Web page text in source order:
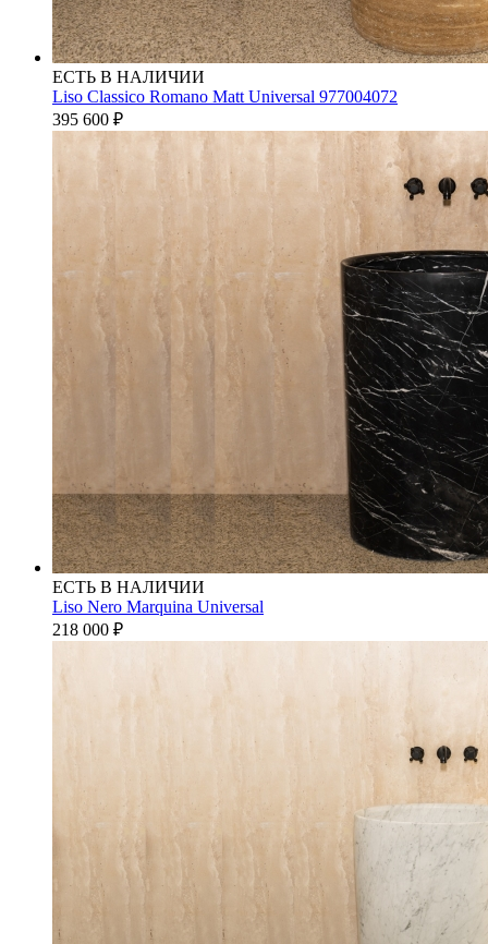
ЕСТЬ В НАЛИЧИИ
Liso Classico Romano Matt Universal 977004072
395 600 ₽
ЕСТЬ В НАЛИЧИИ
Liso Nero Marquina Universal
218 000 ₽